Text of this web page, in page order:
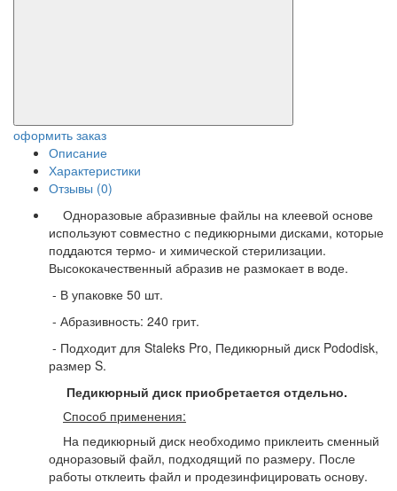
оформить заказ
Описание
Характеристики
Отзывы (0)
Одноразовые абразивные файлы на клеевой основе
используют совместно с педикюрными дисками, которые
поддаются термо- и химической стерилизации.
Высококачественный абразив не размокает в воде.
- В упаковке 50 шт.
- Абразивность: 240 грит.
- Подходит для Staleks Pro, Педикюрный диск Pododisk,
размер S.
Педикюрный диск приобретается отдельно.
Способ применения:
На педикюрный диск необходимо приклеить сменный
одноразовый файл, подходящий по размеру. После
работы отклеить файл и продезинфицировать основу.